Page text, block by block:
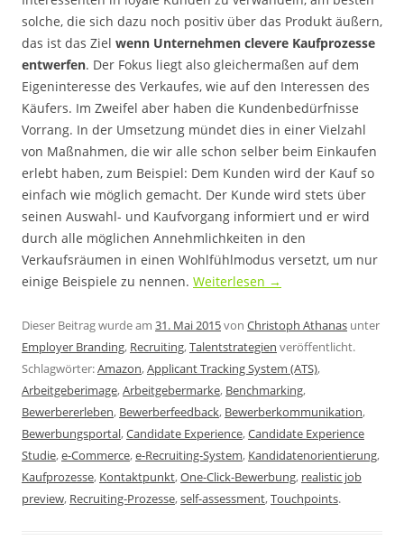
solche, die sich dazu noch positiv über das Produkt äußern,
das ist das Ziel wenn Unternehmen clevere Kaufprozesse
entwerfen. Der Fokus liegt also gleichermaßen auf dem
Eigeninteresse des Verkaufes, wie auf den Interessen des
Käufers. Im Zweifel aber haben die Kundenbedürfnisse
Vorrang. In der Umsetzung mündet dies in einer Vielzahl
von Maßnahmen, die wir alle schon selber beim Einkaufen
erlebt haben, zum Beispiel: Dem Kunden wird der Kauf so
einfach wie möglich gemacht. Der Kunde wird stets über
seinen Auswahl- und Kaufvorgang informiert und er wird
durch alle möglichen Annehmlichkeiten in den
Verkaufsräumen in einen Wohlfühlmodus versetzt, um nur
einige Beispiele zu nennen. Weiterlesen →
Dieser Beitrag wurde am 31. Mai 2015von Christoph Athanas unter
Employer Branding, Recruiting,Talentstrategien veröffentlicht.
Schlagwörter:Amazon,Applicant Tracking System (ATS),
Arbeitgeberimage,Arbeitgebermarke, Benchmarking,
Bewerbererleben, Bewerberfeedback, Bewerberkommunikation,
Bewerbungsportal,Candidate Experience,Candidate Experience
Studie,e-Commerce,e-Recruiting-System, Kandidatenorientierung,
Kaufprozesse, Kontaktpunkt,One-Click-Bewerbung, realistic job
preview, Recruiting-Prozesse,self-assessment,Touchpoints.